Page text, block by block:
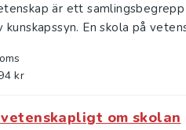
är ett
En skola på
kr
om skolan